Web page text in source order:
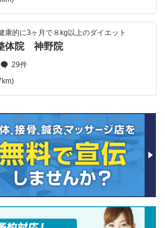
康的に3ヶ月で８kg以上のダイエット
体院 神野院
29件